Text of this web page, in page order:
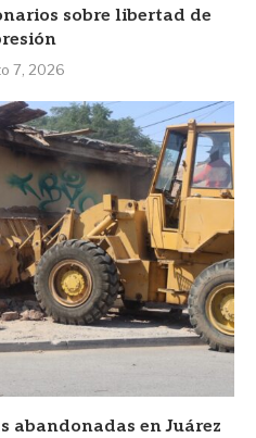
sobre libertad de
7, 2026
abandonadas en Juárez